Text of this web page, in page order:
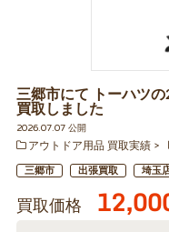
三郷市にて トーハツ
買取しました
2026.07.07 公開
アウトドア用品 買取実績
三郷市 出張買取 埼玉
買取価格